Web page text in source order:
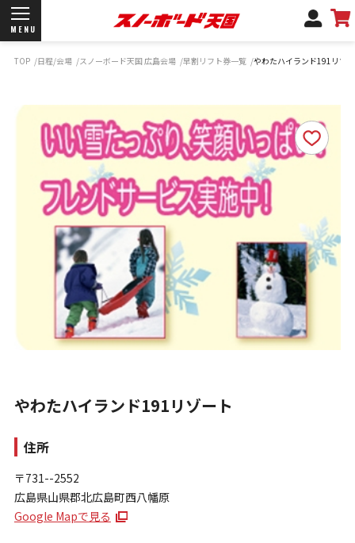
MENU
ブランド一覧
お知らせ
よくあるご質問
商品保証
サポートデスク
弊社名義の郵便について
新規会員登録
ログイン
お問い合わせ
TOP 日程/会場 スノーボード天国 広島会場 早割リフト券一覧 やわたハイランド191リゾ
やわたハイランド191リゾート
住所
〒731--2552
広島県山県郡北広島町西八幡原
Google Mapで見る